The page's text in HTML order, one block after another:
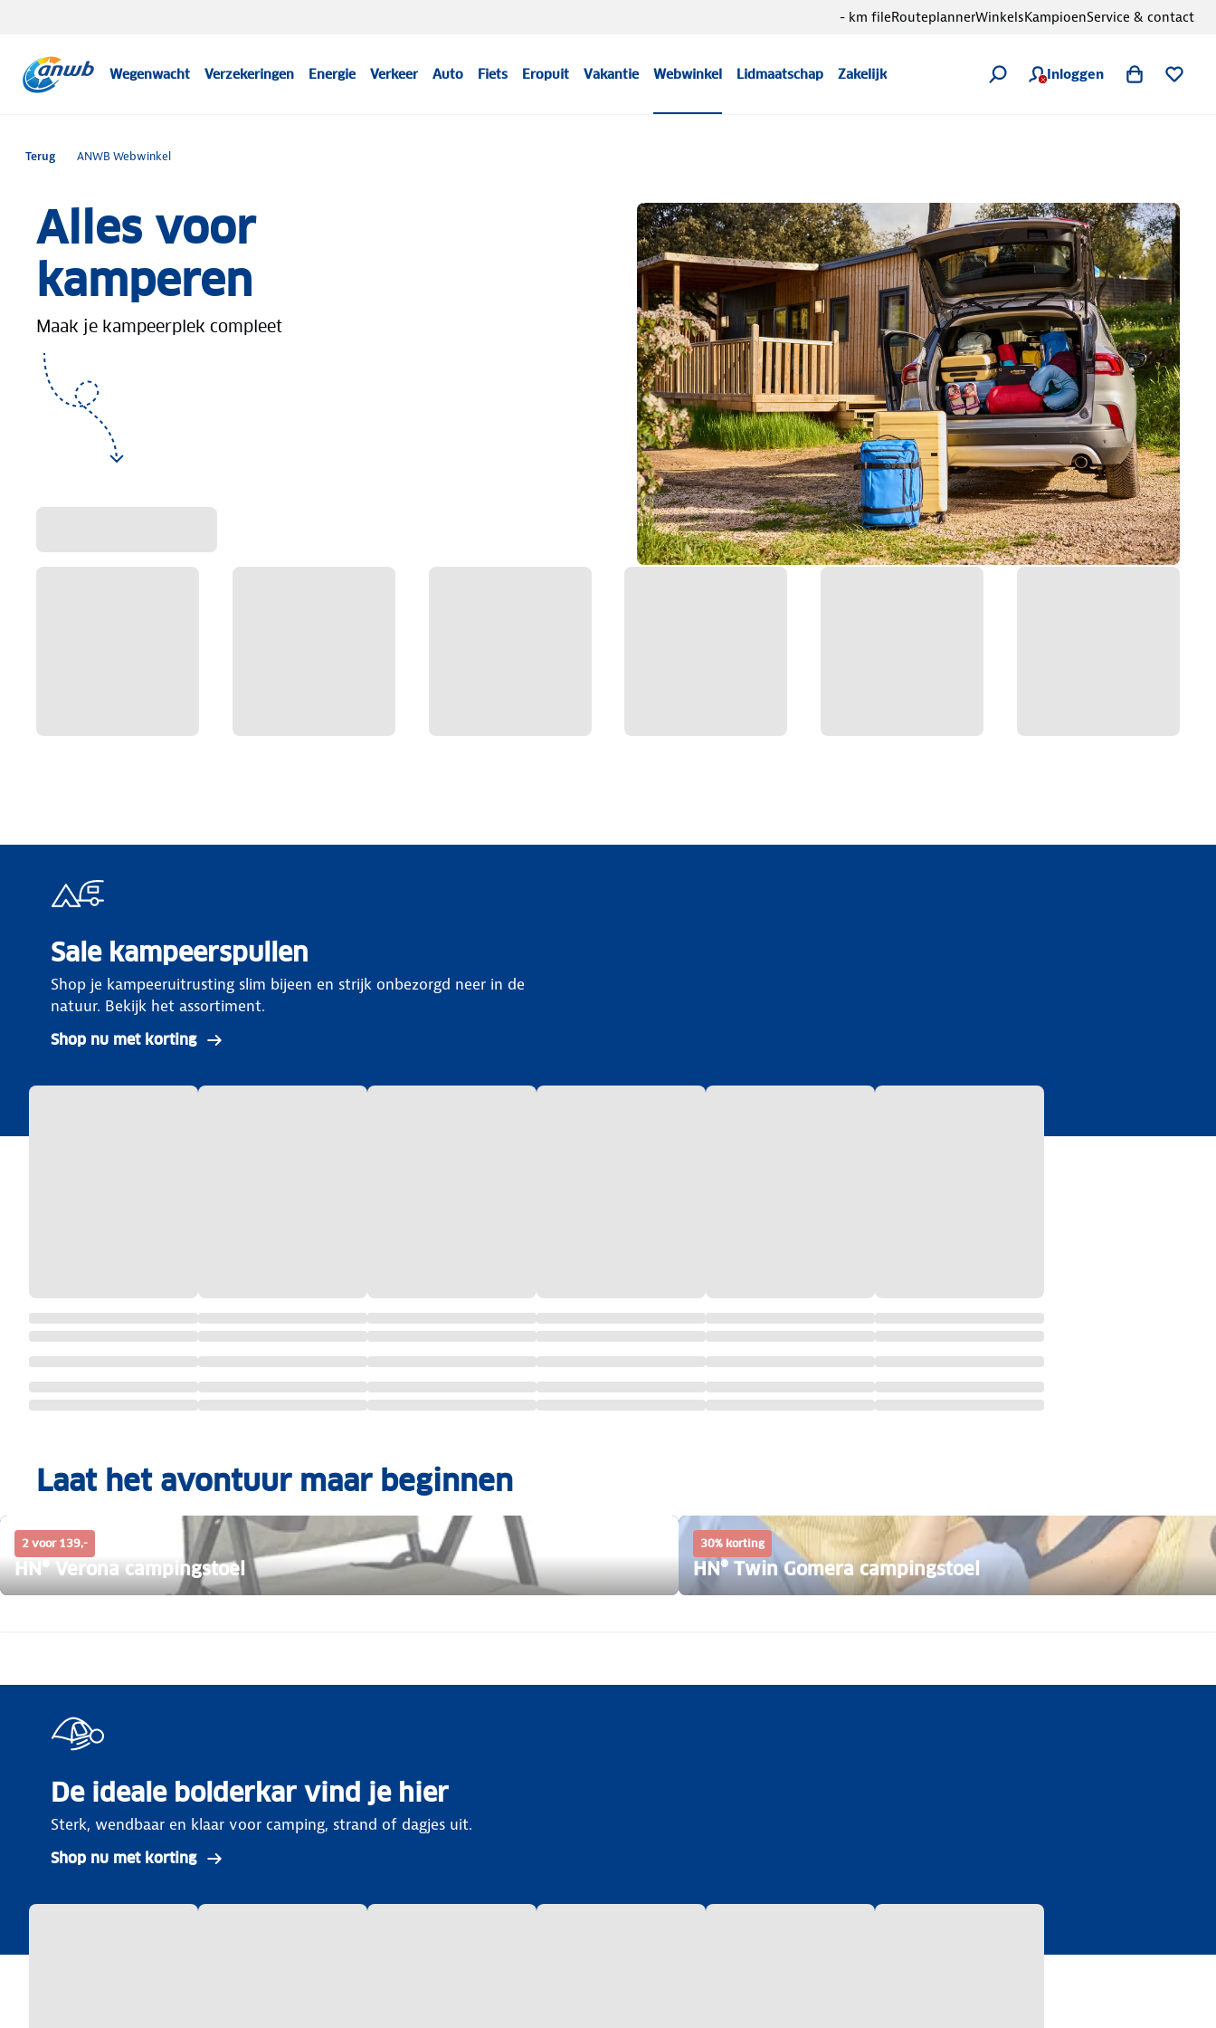
Wegenwacht Verzekeringen Energie Verkeer Auto Fiets Eropuit Vakantie Webwinkel Lidmaatschap Zakelijk Inloggen
- km fileRouteplannerWinkelsKampioenService & contact
Terug ANWB Webwinkel
Alles voor
kamperen
Maak je kampeerplek compleet
Sale kampeerspullen
Shop je kampeeruitrusting slim bijeen en strijk onbezorgd neer in de
natuur. Bekijk het assortiment.
Shop nu met korting
Laat het avontuur maar beginnen
2 voor 139,-
HN® Verona campingstoel
30% korting
HN® Twin Gomera campingstoel
De ideale bolderkar vind je hier
Sterk, wendbaar en klaar voor camping, strand of dagjes uit.
Shop nu met korting